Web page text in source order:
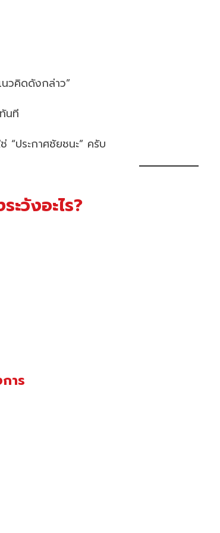
วคิดดังกล่าว”
นที
“ประกาศชัยชนะ” ครับ
ะวังอะไร?
าร